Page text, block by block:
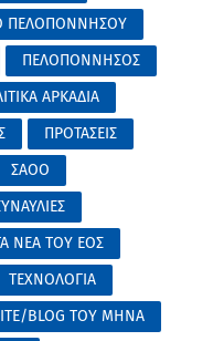
ΠΕΛΟΠΟΝΝΗΣΟΥ
ΠΕΛΟΠΟΝΝΗΣΟΣ
ΑΡΚΑΔΙΑ
ΠΡΟΤΑΣΕΙΣ
ΣΑΟΟ
ΝΕΑ ΤΟΥ ΕΟΣ
ΤΕΧΝΟΛΟΓΙΑ
BLOG ΤΟΥ ΜΗΝΑ